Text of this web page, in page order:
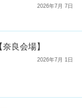
2026年7月 7日
良会場】
2026年7月 1日